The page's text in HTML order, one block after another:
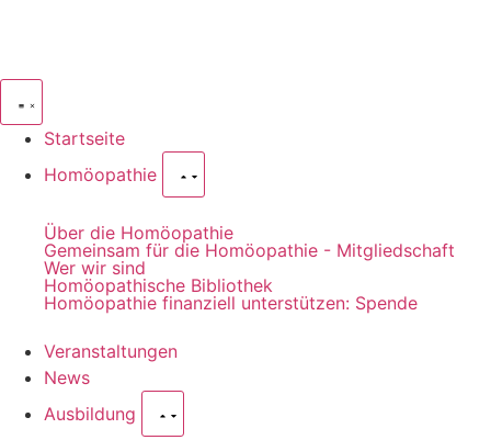
Startseite
Homöopathie
Über die Homöopathie
Gemeinsam für die Homöopathie - Mitgliedschaft
Wer wir sind
Homöopathische Bibliothek
Homöopathie finanziell unterstützen: Spende
Veranstaltungen
News
Ausbildung